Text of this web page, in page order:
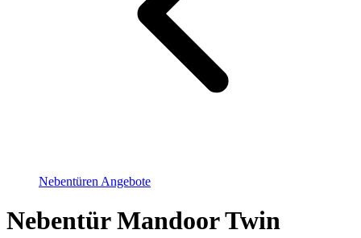
Nebentüren Angebote
Nebentür Mandoor Twin